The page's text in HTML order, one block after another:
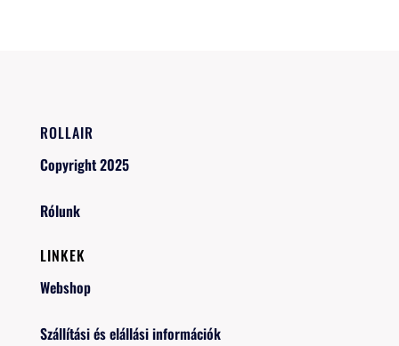
ROLLAIR
Copyright 2025
Rólunk
LINKEK
Webshop
Szállítási és elállási információk